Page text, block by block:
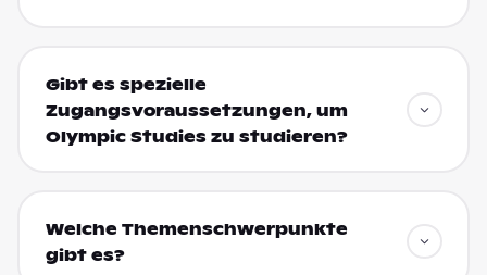
Gibt es spezielle
Zugangsvoraussetzungen, um
Olympic Studies zu studieren?
Welche Themenschwerpunkte
gibt es?